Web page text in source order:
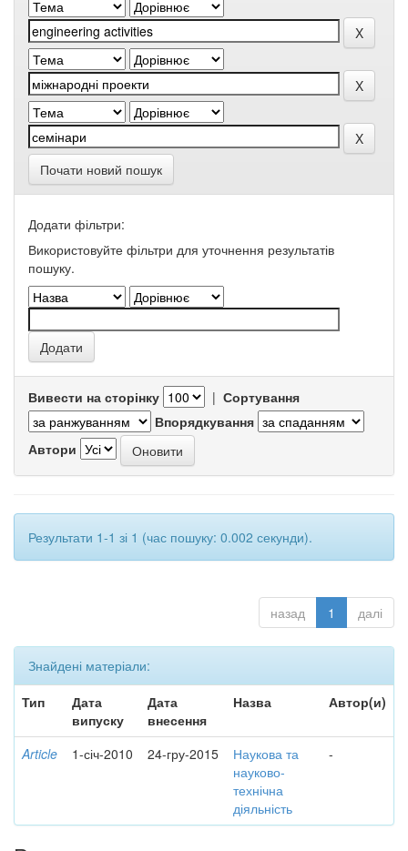
Почати новий пошук
Додати фільтри:
Використовуйте фільтри для уточнення результатів
пошуку.
Вивести на сторінку | Сортування
Впорядкування
Автори
Результати 1-1 зі 1 (час пошуку: 0.002 секунди).
назад 1 далі
Знайдені матеріали:
Тип
Дата
випуску
Дата
внесення
Назва Автор(и)
Article 1-січ-2010 24-гру-2015
Наукова та
науково-
технічна
діяльність
-